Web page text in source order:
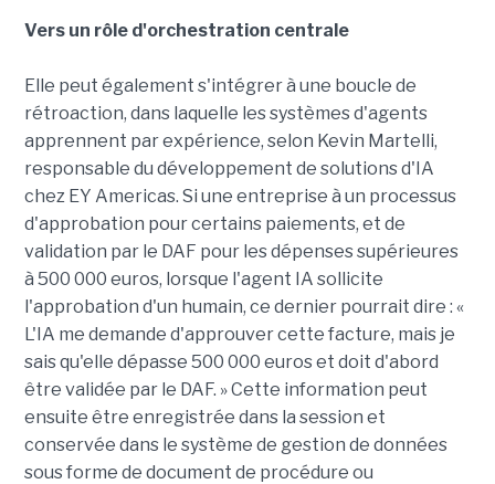
Vers un rôle d'orchestration centrale
Elle peut également s'intégrer à une boucle de
rétroaction, dans laquelle les systèmes d'agents
apprennent par expérience, selon Kevin Martelli,
responsable du développement de solutions d'IA
chez EY Americas. Si une entreprise à un processus
d'approbation pour certains paiements, et de
validation par le DAF pour les dépenses supérieures
à 500 000 euros, lorsque l'agent IA sollicite
l'approbation d'un humain, ce dernier pourrait dire : «
L'IA me demande d'approuver cette facture, mais je
sais qu'elle dépasse 500 000 euros et doit d'abord
être validée par le DAF. » Cette information peut
ensuite être enregistrée dans la session et
conservée dans le système de gestion de données
sous forme de document de procédure ou